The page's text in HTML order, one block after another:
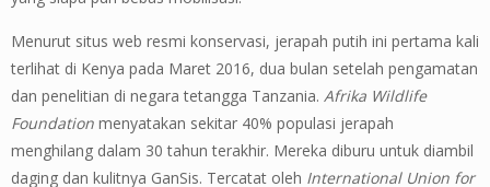
Menurut situs web resmi konservasi, jerapah putih ini pertama kali
terlihat di Kenya pada Maret 2016, dua bulan setelah pengamatan
dan penelitian di negara tetangga Tanzania. Afrika Wildlife
Foundation menyatakan sekitar 40% populasi jerapah
menghilang dalam 30 tahun terakhir. Mereka diburu untuk diambil
daging dan kulitnya GanSis. Tercatat oleh International Union for